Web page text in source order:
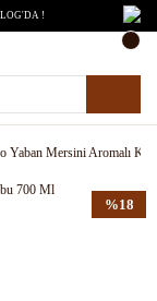
!
Yaban Mersini Aromalı
%18